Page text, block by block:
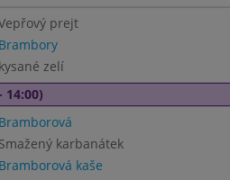
prejt
Brambory
kysané zelí
14:00)
Bramborová
Smažený karbanátek
Bramborová kaše